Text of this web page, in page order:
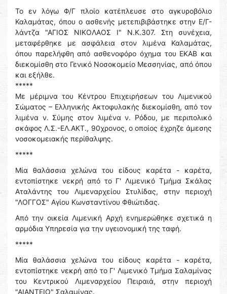
Το εν λόγω Φ/Γ πλοίο κατέπλευσε στο αγκυροβόλιο
Καλαμάτας, όπου ο ασθενής μετεπιβιβάστηκε στην Ε/Γ-
λάντζα "ΑΓΙΟΣ ΝΙΚΟΛΑΟΣ Ι" Ν.Κ.307. Στη συνέχεια,
μεταφέρθηκε με ασφάλεια στον λιμένα Καλαμάτας,
όπου παρελήφθη από ασθενοφόρο όχημα του ΕΚΑΒ και
διεκομίσθη στο Γενικό Νοσοκομείο Μεσσηνίας, από όπου
και εξήλθε.
*****
Με μέριμνα του Κέντρου Επιχειρήσεων του Λιμενικού
Σώματος – Ελληνικής Ακτοφυλακής διεκομίσθη, από τον
λιμένα ν. Σύμης στον λιμένα ν. Ρόδου, με περιπολικό
σκάφος Λ.Σ.-ΕΛ.ΑΚΤ., 90χρονος, ο οποίος έχρηζε άμεσης
νοσοκομειακής περίθαλψης.
*****
Μία θαλάσσια χελώνα του είδους καρέτα - καρέτα,
εντοπίστηκε νεκρή από το Γ' Λιμενικό Τμήμα Σκάλας
Αταλάντης του Λιμεναρχείου Στυλίδας, στην περιοχή
"ΛΟΓΓΟΣ" Αγίου Κωνσταντίνου Φθιώτιδας.
Από την οικεία Λιμενική Αρχή ενημερώθηκε σχετικά η
αρμόδια Υπηρεσία για την υγειονομική της ταφή.
*****
Μία θαλάσσια χελώνα του είδους καρέτα - καρέτα,
εντοπίστηκε νεκρή από το Γ' Λιμενικό Τμήμα Σαλαμίνας
του Κεντρικού Λιμεναρχείου Πειραιά, στην περιοχή
"ΑΙΑΝΤΕΙΟ" Σαλαμίνας.